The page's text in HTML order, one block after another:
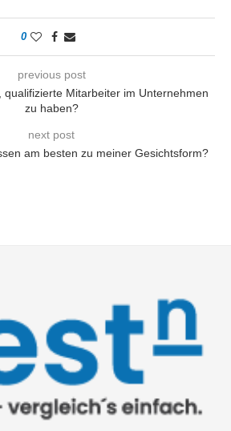
0
previous post
qualifizierte Mitarbeiter im Unternehmen
zu haben?
next post
am besten zu meiner Gesichtsform?